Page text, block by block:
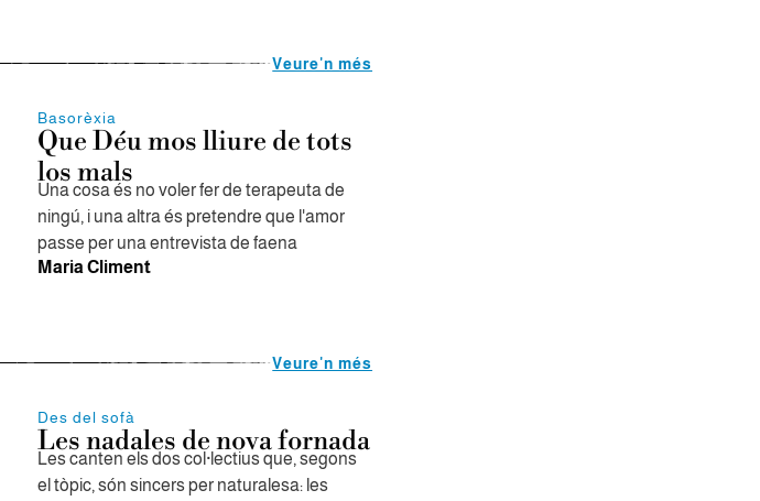
Veure'n més
Basorèxia
Que Déu mos lliure de tots
los mals
Una cosa és no voler fer de terapeuta de
ningú, i una altra és pretendre que l'amor
passe per una entrevista de faena
Maria Climent
Veure'n més
Des del sofà
Les nadales de nova fornada
Les canten els dos col·lectius que, segons
el tòpic, són sincers per naturalesa: les